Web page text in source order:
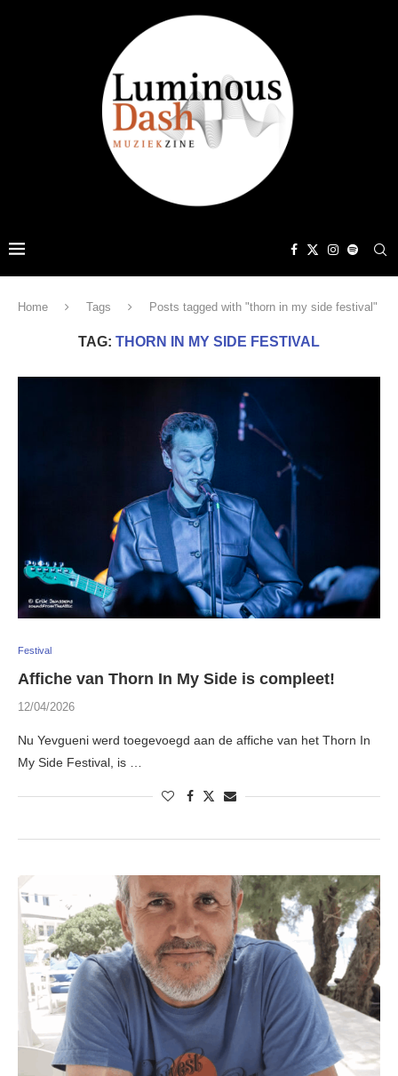
Home Tags Posts tagged with "thorn in my side festival"
TAG: THORN IN MY SIDE FESTIVAL
Festival
Affiche van Thorn In My Side is compleet!
12/04/2026
Nu Yevgueni werd toegevoegd aan de affiche van het Thorn In
My Side Festival, is …